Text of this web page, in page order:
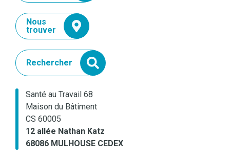
Nous
trouver
Rechercher
Santé au Travail 68
Maison du Bâtiment
CS 60005
12 allée Nathan Katz
68086 MULHOUSE CEDEX